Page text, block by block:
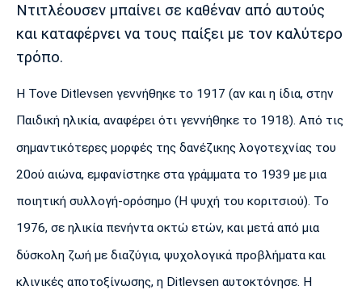
Ντιτλέουσεν μπαίνει σε καθέναν από αυτούς
και καταφέρνει να τους παίξει με τον καλύτερο
τρόπο.
Η Tove Ditlevsen γεννήθηκε το 1917 (αν και η ίδια, στην
Παιδική ηλικία, αναφέρει ότι γεννήθηκε το 1918). Από τις
σημαντικότερες μορφές της δανέζικης λογοτεχνίας του
20ού αιώνα, εμφανίστηκε στα γράμματα το 1939 με μια
ποιητική συλλογή-ορόσημο (Η ψυχή του κοριτσιού). Το
1976, σε ηλικία πενήντα οκτώ ετών, και μετά από μια
δύσκολη ζωή με διαζύγια, ψυχολογικά προβλήματα και
κλινικές αποτοξίνωσης, η Ditlevsen αυτοκτόνησε. Η